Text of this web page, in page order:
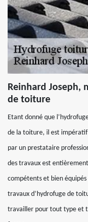
Reinhard Joseph,
de toiture
Etant donné que
de la toiture, il est impératif
par un prestataire
des travaux est
compétents et bien
travaux d’hydrofuge de
travailler pour tout type et